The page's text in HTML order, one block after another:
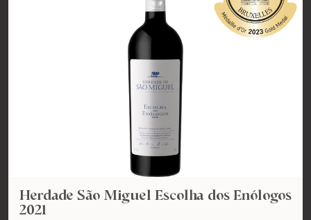
Herdade São Miguel Escolha dos Enólogos
2021